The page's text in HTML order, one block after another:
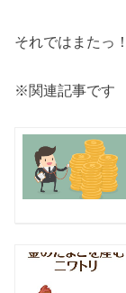
それではまたっ！
※関連記事です